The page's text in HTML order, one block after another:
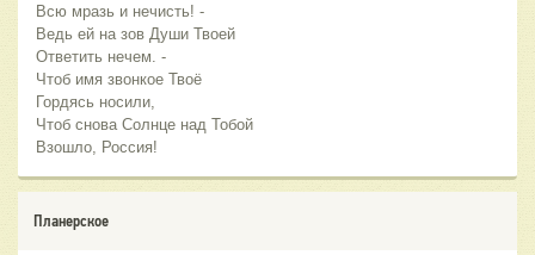
Всю мразь и нечисть! -
Ведь ей на зов Души Твоей
Ответить нечем. -
Чтоб имя звонкое Твоё
Гордясь носили,
Чтоб снова Солнце над Тобой
Взошло, Россия!
Планерское